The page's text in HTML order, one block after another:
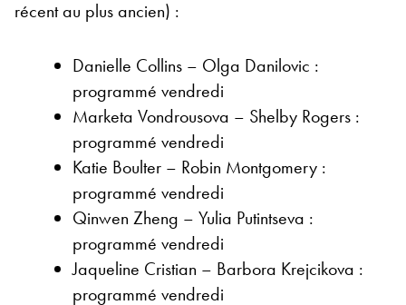
récent au plus ancien) :
Danielle Collins – Olga Danilovic :
programmé vendredi
Marketa Vondrousova – Shelby Rogers :
programmé vendredi
Katie Boulter – Robin Montgomery :
programmé vendredi
Qinwen Zheng – Yulia Putintseva :
programmé vendredi
Jaqueline Cristian – Barbora Krejcikova :
programmé vendredi